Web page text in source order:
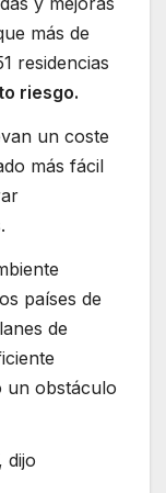
más de
residencias
riesgo.
un coste
más fácil
países de
de
un obstáculo
dijo